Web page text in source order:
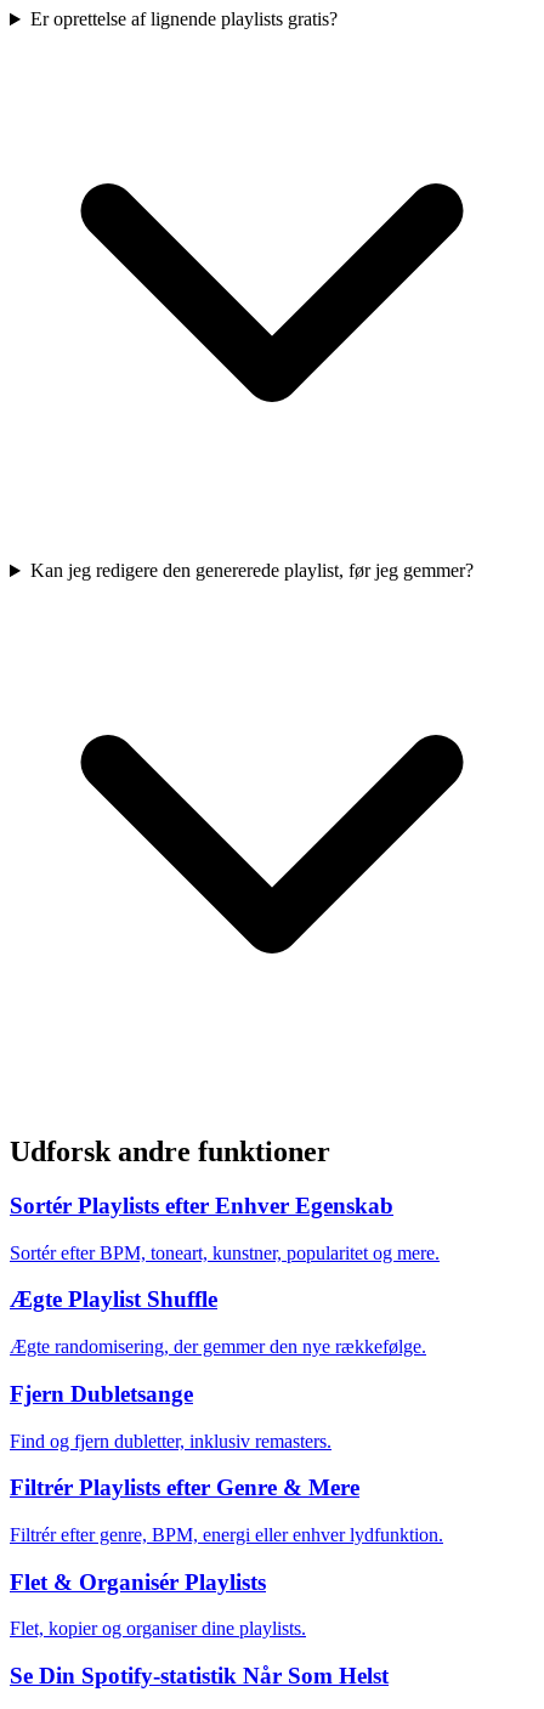
Er oprettelse af lignende playlists gratis?
Kan jeg redigere den genererede playlist, før jeg gemmer?
Udforsk andre funktioner
Sortér Playlists efter Enhver Egenskab
Sortér efter BPM, toneart, kunstner, popularitet og mere.
Ægte Playlist Shuffle
Ægte randomisering, der gemmer den nye rækkefølge.
Fjern Dubletsange
Find og fjern dubletter, inklusiv remasters.
Filtrér Playlists efter Genre & Mere
Filtrér efter genre, BPM, energi eller enhver lydfunktion.
Flet & Organisér Playlists
Flet, kopier og organiser dine playlists.
Se Din Spotify-statistik Når Som Helst